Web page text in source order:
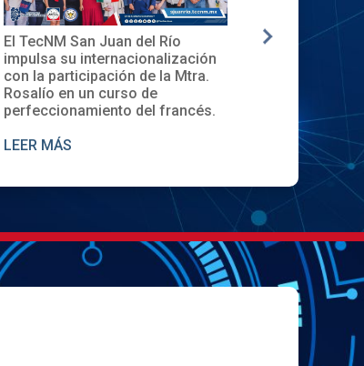
del Río
de la Mtra.
de
del francés.
✨🎓Toma de Protesta del Comité
Local del XXXII ENECB-CEA 2025
en el TecNM San Juan del Río
LEER MÁS